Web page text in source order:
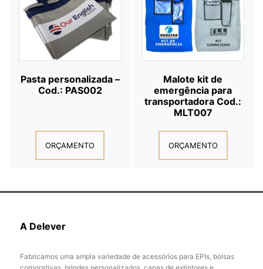
Pasta personalizada –
Cod.: PAS002
ORÇAMENTO
Malote kit de
emergência para
transportadora Cod.:
MLT007
ORÇAMENTO
A Delever
Fabricamos uma ampla variedade de acessórios para EPIs, bolsas
corporativas, brindes personalizados, capas de extintores e